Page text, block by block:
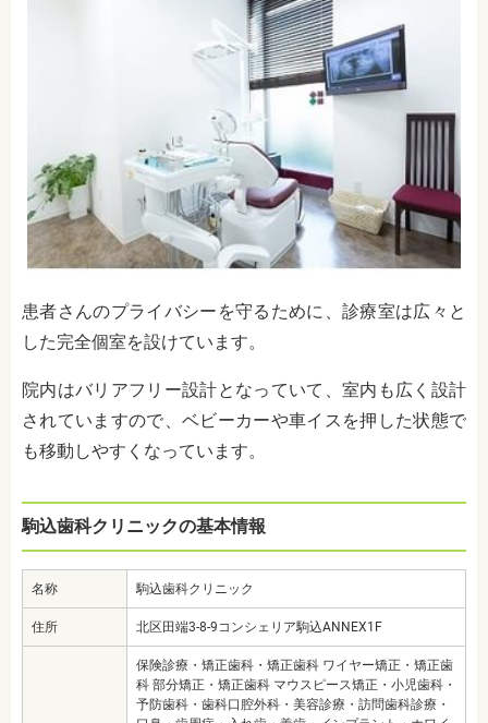
患者さんのプライバシーを守るために、診療室は広々と
した完全個室を設けています。
院内はバリアフリー設計となっていて、室内も広く設計
されていますので、ベビーカーや車イスを押した状態で
も移動しやすくなっています。
駒込歯科クリニックの基本情報
名称 駒込歯科クリニック
住所 北区田端3-8-9コンシェリア駒込ANNEX1F
保険診療・矯正歯科・矯正歯科 ワイヤー矯正・矯正歯
科 部分矯正・矯正歯科 マウスピース矯正・小児歯科・
予防歯科・歯科口腔外科・美容診療・訪問歯科診療・